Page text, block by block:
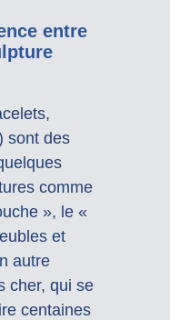
entre
sont des
comme
», le «
et
autre
cher, qui se
centaines